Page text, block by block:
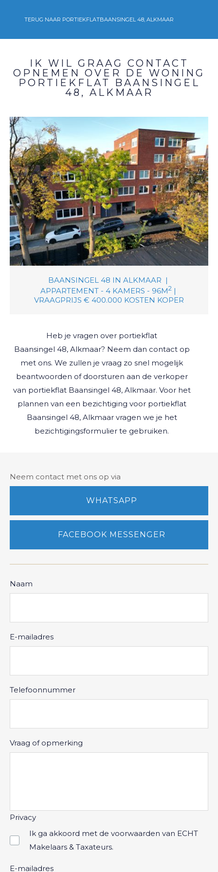
TERUG NAAR PORTIEKFLATBAANSINGEL 48, ALKMAAR
IK WIL GRAAG CONTACT
OPNEMEN OVER DE WONING
PORTIEKFLAT
BAANSINGEL
48, ALKMAAR
BAANSINGEL 48 IN ALKMAAR |
APPARTEMENT - 4KAMERS - 96M2|
VRAAGPRIJS € 400.000 KOSTEN KOPER
Heb je vragen over portiekflat
Baansingel 48, Alkmaar? Neem dan contact op
met ons. We zullen je vraag zo snel mogelijk
beantwoorden of doorsturen aan de verkoper
van portiekflat Baansingel 48, Alkmaar. Voor het
plannen van een bezichtiging voor portiekflat
Baansingel 48, Alkmaarvragen we je het
bezichtigingsformulier te gebruiken.
Neem contact met ons op via
WHATSAPP
FACEBOOK MESSENGER
Naam
E-mailadres
Telefoonnummer
Vraag of opmerking
Privacy
Ik ga akkoord met de voorwaarden van ECHT
Makelaars & Taxateurs.
E-mailadres